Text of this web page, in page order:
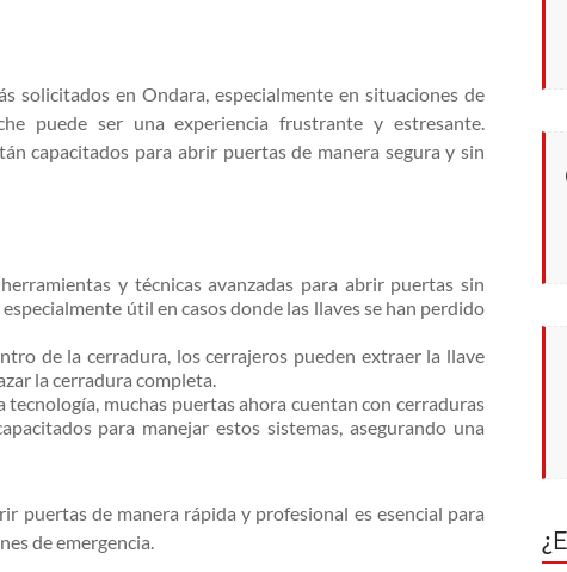
solicitados en Ondara, especialmente en situaciones de
puede ser una experiencia frustrante y estresante.
capacitados para abrir puertas de manera segura y sin
y técnicas avanzadas para abrir puertas sin
útil en casos donde las llaves se han perdido
de la cerradura, los cerrajeros pueden extraer la llave
la cerradura completa.
tecnología, muchas puertas ahora cuentan con cerraduras
para manejar estos sistemas, asegurando una
puertas de manera rápida y profesional es esencial para
de emergencia.